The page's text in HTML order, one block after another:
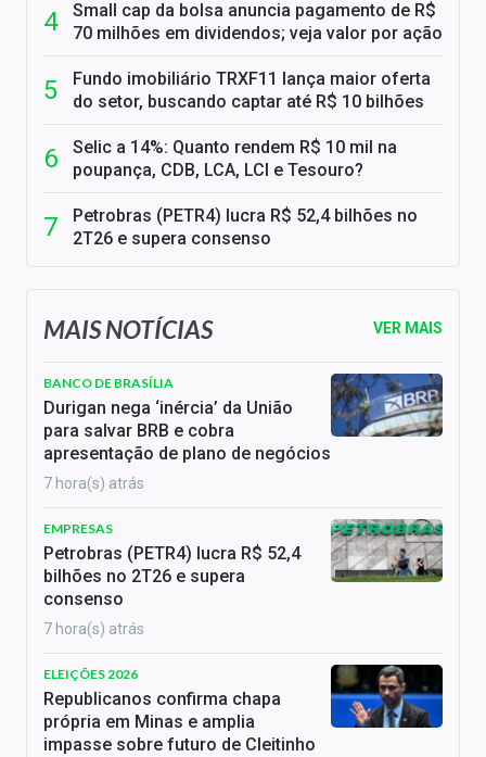
Small cap da bolsa anuncia pagamento de R$
70 milhões em dividendos; veja valor por ação
Fundo imobiliário TRXF11 lança maior oferta
do setor, buscando captar até R$ 10 bilhões
Selic a 14%: Quanto rendem R$ 10 mil na
poupança, CDB, LCA, LCI e Tesouro?
Petrobras (PETR4) lucra R$ 52,4 bilhões no
2T26 e supera consenso
MAIS NOTÍCIAS VER MAIS
BANCO DE BRASÍLIA
Durigan nega ‘inércia’ da União
para salvar BRB e cobra
apresentação de plano de negócios
7 hora(s) atrás
EMPRESAS
Petrobras (PETR4) lucra R$ 52,4
bilhões no 2T26 e supera
consenso
7 hora(s) atrás
ELEIÇÕES 2026
Republicanos confirma chapa
própria em Minas e amplia
impasse sobre futuro de Cleitinho